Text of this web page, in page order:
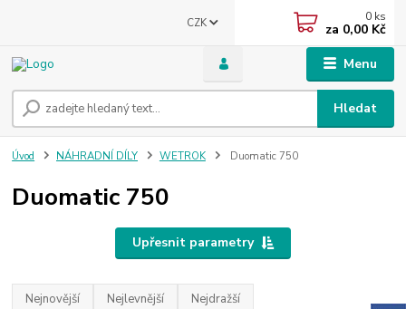
Menu
CZK
Hledat
0 ks
za 0,00 Kč
Úvod NÁHRADNÍ DÍLY WETROK Duomatic 750
Duomatic 750
Upřesnit parametry
Nejnovější Nejlevnější Nejdražší